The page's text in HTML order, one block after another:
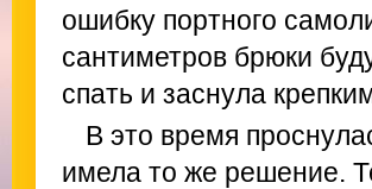
ошибку портного
сантиметров брюки
спать и заснула
В это время
имела то же решение.